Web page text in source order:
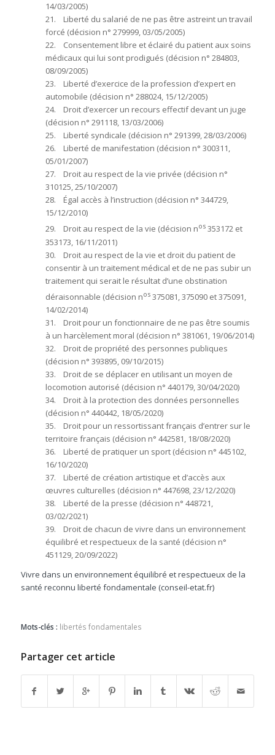
14/03/2005)
21. Liberté du salarié de ne pas être astreint un travail
forcé (décision n° 279999, 03/05/2005)
22. Consentement libre et éclairé du patient aux soins
médicaux qui lui sont prodigués (décision n° 284803,
08/09/2005)
23. Liberté d’exercice de la profession d’expert en
automobile (décision n° 288024, 15/12/2005)
24. Droit d’exercer un recours effectif devant un juge
(décision n° 291118, 13/03/2006)
25. Liberté syndicale (décision n° 291399, 28/03/2006)
26. Liberté de manifestation (décision n° 300311,
05/01/2007)
27. Droit au respect de la vie privée (décision n°
310125, 25/10/2007)
28. Égal accès à l’instruction (décision n° 344729,
15/12/2010)
29. Droit au respect de la vie (décision nos353172 et
353173, 16/11/2011)
30. Droit au respect de la vie et droit du patient de
consentir à un traitement médical et de ne pas subir un
traitement qui serait le résultat d’une obstination
déraisonnable (décision nos375081, 375090 et 375091,
14/02/2014)
31. Droit pour un fonctionnaire de ne pas être soumis
à un harcèlement moral (décision n° 381061, 19/06/2014)
32. Droit de propriété des personnes publiques
(décision n° 393895, 09/10/2015)
33. Droit de se déplacer en utilisant un moyen de
locomotion autorisé (décision n° 440179, 30/04/2020)
34. Droit à la protection des données personnelles
(décision n° 440442, 18/05/2020)
35. Droit pour un ressortissant français d’entrer sur le
territoire français (décision n° 442581, 18/08/2020)
36. Liberté de pratiquer un sport (décision n° 445102,
16/10/2020)
37. Liberté de création artistique et d’accès aux
œuvres culturelles (décision n° 447698, 23/12/2020)
38. Liberté de la presse (décision n° 448721,
03/02/2021)
39. Droit de chacun de vivre dans un environnement
équilibré et respectueux de la santé (décision n°
451129, 20/09/2022)
Vivre dans un environnement équilibré et respectueux de la
santé reconnu liberté fondamentale (conseil-etat.fr)
Mots-clés : libertés fondamentales
Partager cet article